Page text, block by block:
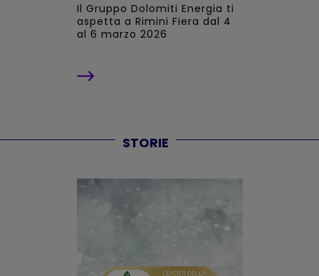
Il Gruppo Dolomiti Energia ti
aspetta a Rimini Fiera dal 4
al 6 marzo 2026
STORIE